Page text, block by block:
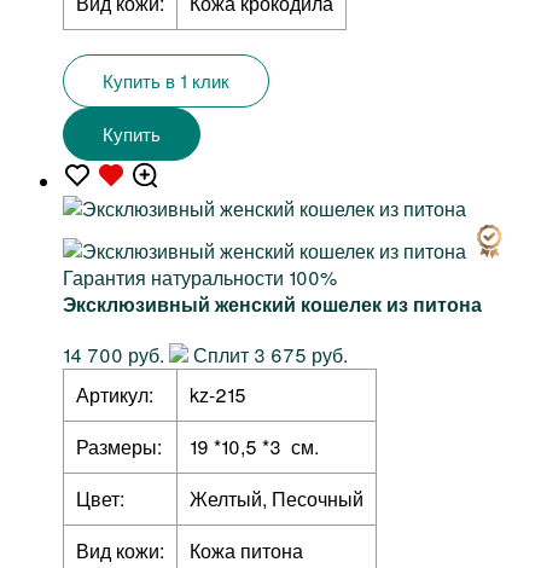
Купить в 1 клик
Купить
Гарантия натуральности 100%
Эксклюзивный женский кошелек из питона
14 700 руб.
Сплит 3 675 руб.
Артикул:
kz-215
Размеры:
19 *10,5 *3 см.
Цвет:
Желтый, Песочный
Вид кожи:
Кожа питона